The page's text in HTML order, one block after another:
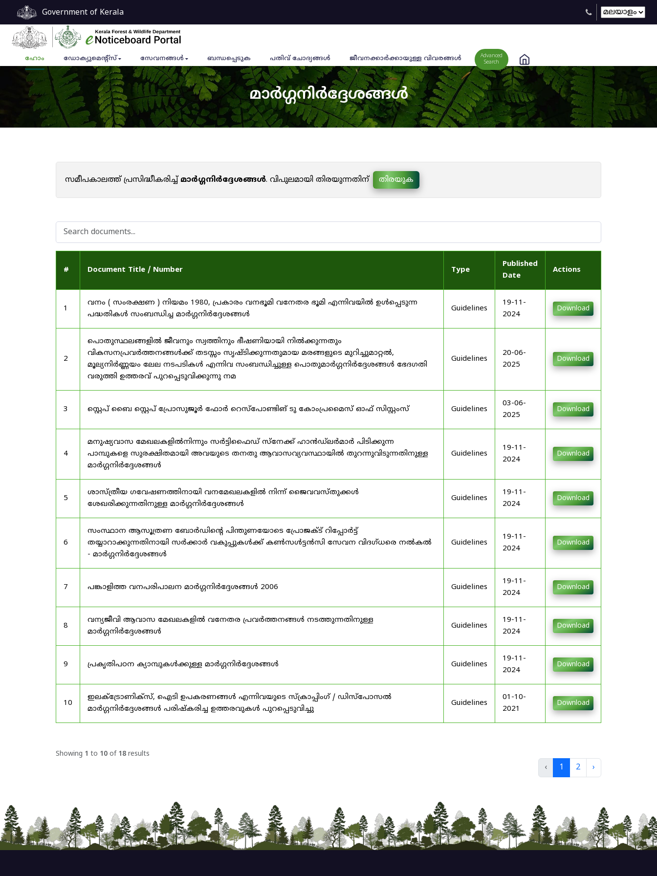
Government of Kerala
ഹോം ഡോക്യുമെൻ്റ്സ് സേവനങ്ങൾ ബന്ധപ്പെടുക പതിവ് ചോദ്യങ്ങൾ ജീവനക്കാര്‍ക്കായുള്ള വിവരങ്ങള്‍
Advanced
Search
മാർഗ്ഗനിർദ്ദേശങ്ങൾ
സമീപകാലത്ത് പ്രസിദ്ധീകരിച്ച്മാർഗ്ഗനിർദ്ദേശങ്ങൾ. വിപുലമായി തിരയുന്നതിന് തിരയുക
# Document Title / Number Type
Published
Date
Actions
1
വനം ( സംരക്ഷണ ) നിയമം 1980, പ്രകാരം വനഭൂമി വനേതര ഭൂമി എന്നിവയിൽ ഉൾപ്പെടുന്ന
പദ്ധതികൾ സംബന്ധിച്ച മാർഗ്ഗനിർദ്ദേശങ്ങൾ
Guidelines
19-11-
2024
Download
2
പൊതുസ്ഥലങ്ങളിൽ ജീവനും സ്വത്തിനും ഭീഷണിയായി നിൽക്കുന്നതും
വികസനപ്രവർത്തനങ്ങൾക്ക് തടസ്സം സൃഷ്ടിക്കുന്നതുമായ മരങ്ങളുടെ മുറിച്ചുമാറ്റൽ,
മൂല്യനിർണ്ണയം ലേല നടപടികൾ എന്നിവ സംബന്ധിച്ചുള്ള പൊതുമാർഗ്ഗനിർദ്ദേശങ്ങൾ ഭേദഗതി
വരുത്തി ഉത്തരവ് പുറപ്പെടുവിക്കുന്നു നമ
Guidelines
20-06-
2025
Download
3 സ്റ്റെപ് ബൈ സ്റ്റെപ് പ്രോസുജൂർ ഫോർ റെസ്‌പോണ്ടിങ് ടു കോംപ്രമൈസ് ഓഫ് സിസ്റ്റംസ് Guidelines
03-06-
2025
Download
4
മനുഷ്യവാസ മേഖലകളിൽനിന്നും സർട്ടിഫൈഡ് സ്നേക്ക് ഹാൻഡ്‌ലർമാർ പിടിക്കുന്ന
പാമ്പുകളെ സുരക്ഷിതമായി അവയുടെ തനതു ആവാസവ്യവസ്ഥായിൽ തുറന്നുവിടുന്നതിനുള്ള
മാർഗ്ഗനിർദ്ദേശങ്ങൾ
Guidelines
19-11-
2024
Download
5
ശാസ്ത്രീയ ഗവേഷണത്തിനായി വനമേഖലകളിൽ നിന്ന് ജൈവവസ്തുക്കൾ
ശേഖരിക്കുന്നതിനുള്ള മാർഗ്ഗനിർദ്ദേശങ്ങൾ
Guidelines
19-11-
2024
Download
6
സംസ്ഥാന ആസൂത്രണ ബോർഡിൻ്റെ പിന്തുണയോടെ പ്രോജക്ട് റിപ്പോർട്ട്
തയ്യാറാക്കുന്നതിനായി സർക്കാർ വകുപ്പുകൾക്ക് കൺസൾട്ടൻസി സേവന വിദഗ്ധരെ നൽകൽ
- മാർഗ്ഗനിർദ്ദേശങ്ങൾ
Guidelines
19-11-
2024
Download
7 പങ്കാളിത്ത വനപരിപാലന മാർഗ്ഗനിർദ്ദേശങ്ങൾ 2006 Guidelines
19-11-
2024
Download
8
വന്യജീവി ആവാസ മേഖലകളിൽ വനേതര പ്രവർത്തനങ്ങൾ നടത്തുന്നതിനുള്ള
മാർഗ്ഗനിർദ്ദേശങ്ങൾ
Guidelines
19-11-
2024
Download
9 പ്രകൃതിപഠന ക്യാമ്പുകൾക്കുള്ള മാർഗ്ഗനിർദ്ദേശങ്ങൾ Guidelines
19-11-
2024
Download
10
ഇലക്‌ട്രോണിക്‌സ്, ഐടി ഉപകരണങ്ങൾ എന്നിവയുടെ സ്‌ക്രാപ്പിംഗ് / ഡിസ്‌പോസൽ
മാർഗ്ഗനിർദ്ദേശങ്ങൾ പരിഷ്‌കരിച്ച ഉത്തരവുകൾ പുറപ്പെടുവിച്ചു
Guidelines
01-10-
2021
Download
Showing 1 to 10 of 18 results
‹ 1 2 ›